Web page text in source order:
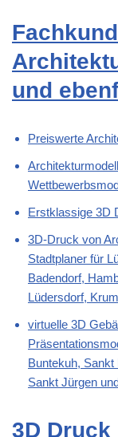
und
Preiswerte
Erstklassige 3D
3D-Druck von
Stadtplaner für
Badendorf,
Lüdersdorf,
virtuelle 3D
Buntekuh,
Sankt Jürgen
3D Druck